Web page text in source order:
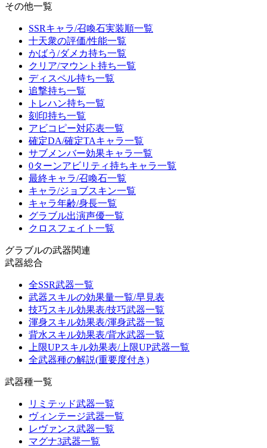
その他一覧
SSRキャラ/召喚石実装順一覧
十天衆の評価/性能一覧
かばう/ダメカ持ち一覧
クリア/マウント持ち一覧
ディスペル持ち一覧
追撃持ち一覧
トレハン持ち一覧
刻印持ち一覧
アビコピー対応表一覧
確定DA/確定TAキャラ一覧
サブメンバー効果キャラ一覧
0ターンアビリティ持ちキャラ一覧
最終キャラ/召喚石一覧
キャラ/ジョブスキン一覧
キャラ年齢/身長一覧
グラブル出演声優一覧
クロスフェイト一覧
グラブルの武器関連
武器総合
全SSR武器一覧
武器スキルの効果量一覧/早見表
技巧スキル効果表/技巧武器一覧
渾身スキル効果表/渾身武器一覧
背水スキル効果表/背水武器一覧
上限UPスキル効果表/上限UP武器一覧
全武器種の解説(重要度付き)
武器種一覧
リミテッド武器一覧
ヴィンテージ武器一覧
レヴァンス武器一覧
マグナ3武器一覧